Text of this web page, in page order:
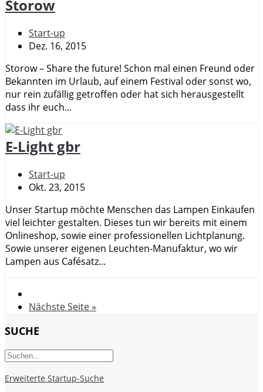
Storow
Start-up
Dez. 16, 2015
Storow – Share the future! Schon mal einen Freund oder
Bekannten im Urlaub, auf einem Festival oder sonst wo,
nur rein zufällig getroffen oder hat sich herausgestellt
dass ihr euch...
E-Light gbr
Start-up
Okt. 23, 2015
Unser Startup möchte Menschen das Lampen Einkaufen
viel leichter gestalten. Dieses tun wir bereits mit einem
Onlineshop, sowie einer professionellen Lichtplanung.
Sowie unserer eigenen Leuchten-Manufaktur, wo wir
Lampen aus Cafésatz...
Nächste Seite »
SUCHE
Erweiterte Startup-Suche